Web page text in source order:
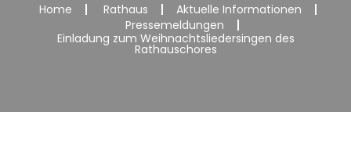
Home Rathaus
Aktuelle Informationen
Pressemeldungen
Einladung zum Weihnachtsliedersingen des
Rathauschores